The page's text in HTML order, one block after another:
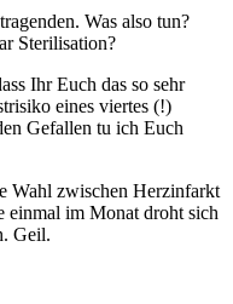
Was also tun?
Sterilisation?
Ihr Euch das so sehr
eines viertes (!)
Gefallen tu ich Euch
Wahl zwischen Herzinfarkt
einmal im Monat droht sich
Geil.